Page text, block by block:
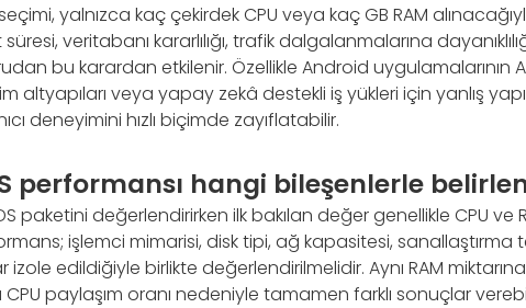
yalnızca kaç çekirdek CPU veya kaç GB RAM
süresi, veritabanı kararlılığı, trafik dalgalanmalarına
bu karardan etkilenir. Özellikle Android uygulamalarının
altyapıları veya yapay zekâ destekli iş yükleri için yanlış
deneyimini hızlı biçimde zayıflatabilir.
performansı hangi bileşenlerle
paketini değerlendirirken ilk bakılan değer genellikle CPU ve
işlemci mimarisi, disk tipi, ağ kapasitesi, sanallaştırma
izole edildiğiyle birlikte değerlendirilmelidir. Aynı RAM
paylaşım oranı nedeniyle tamamen farklı sonuçlar